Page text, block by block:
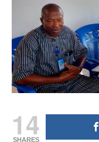
14
SHARES